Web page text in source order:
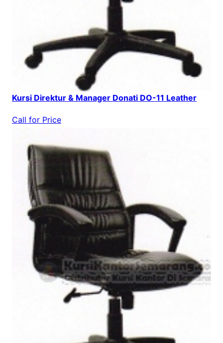
Kursi Direktur & Manager Donati DO-11 Leather
Call for Price